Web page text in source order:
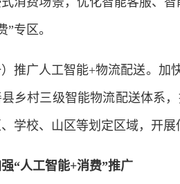
”专区。
广人工智能+物流配送。加快
乡村三级智能物流配送体系
学校、山区等划定区域，开
人工智能+消费”推广